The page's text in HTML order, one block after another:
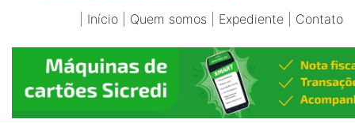
Início Quem somos Expediente Contato